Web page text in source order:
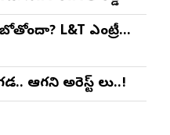
L&T ఎంట్రీ…
ఆగని అరెస్ట్ లు..!